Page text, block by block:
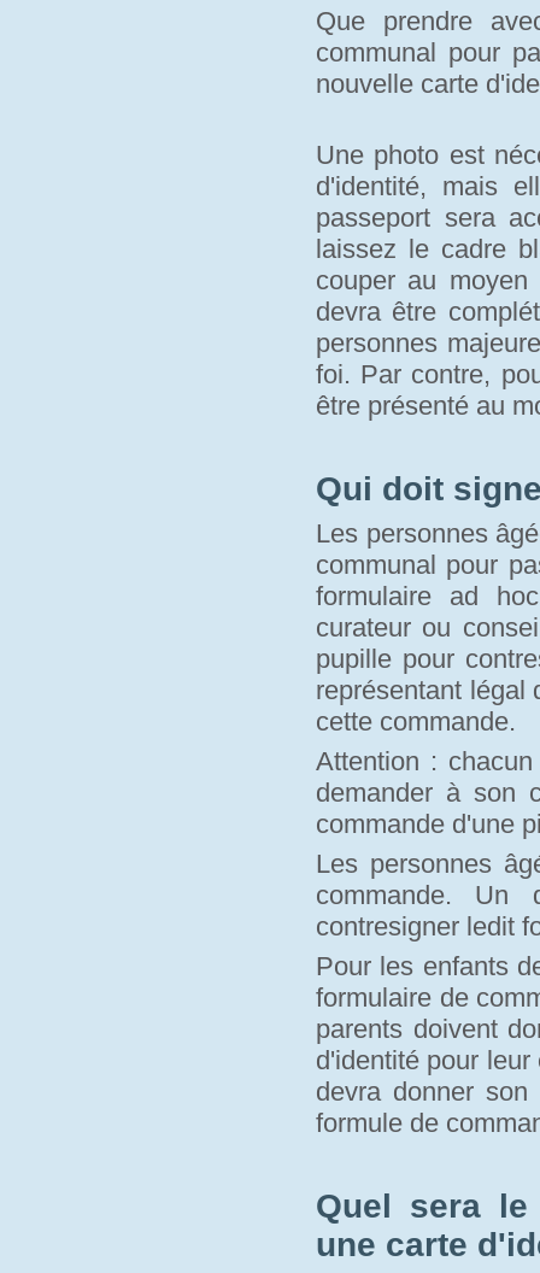
Que prendre
communal pour
nouvelle carte
Une photo est
d'identité, mais
passeport sera
laissez le cadre
couper au
devra être
personnes
foi. Par contre,
être présenté au
Qui doit
Les personnes
communal pour
formulaire ad
curateur ou
pupille pour
représentant légal
cette commande.
Attention :
demander à son
commande d'une
Les personnes
commande. Un
contresigner ledit
Pour les enfants
formulaire de
parents doivent
d'identité pour
devra donner
formule de
Quel sera
une carte